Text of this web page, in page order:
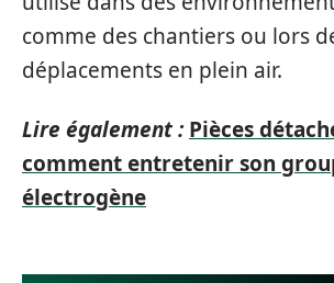
comme des chantiers ou lors
déplacements en plein air.
Lire également : Pièces
comment entretenir son
électrogène